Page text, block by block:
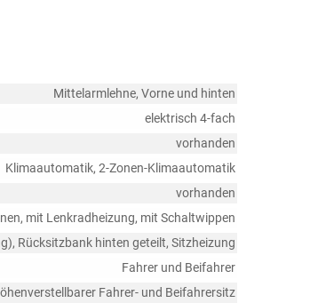
Mittelarmlehne, Vorne und hinten
elektrisch 4-fach
vorhanden
Klimaautomatik, 2-Zonen-Klimaautomatik
vorhanden
mit Lenkradheizung, mit Schaltwippen
Rücksitzbank hinten geteilt, Sitzheizung
Fahrer und Beifahrer
Fahrer- und Beifahrersitz